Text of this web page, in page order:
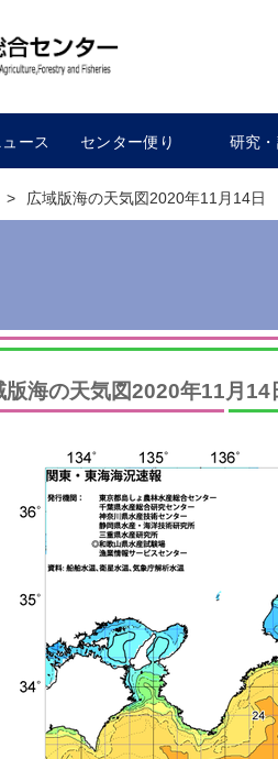
ース センター便り 研究
広域版海の天気図2020年11月14日
版海の天気図2020年11月14